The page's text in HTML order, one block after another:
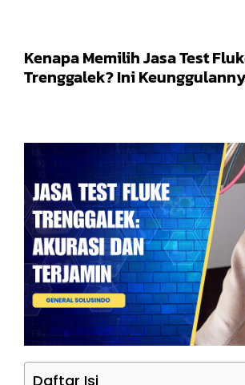
Kenapa Memilih Jasa Test
Trenggalek? Ini
Daftar Isi